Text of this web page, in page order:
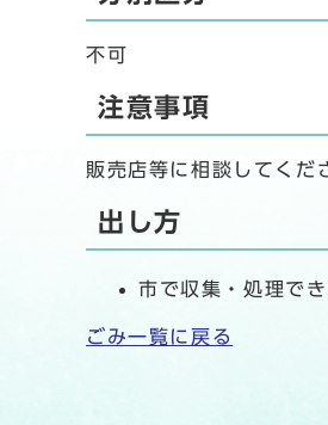
不可
注意事項
販売店等に相談してくだ
出し方
市で収集・処理で
ごみ一覧に戻る